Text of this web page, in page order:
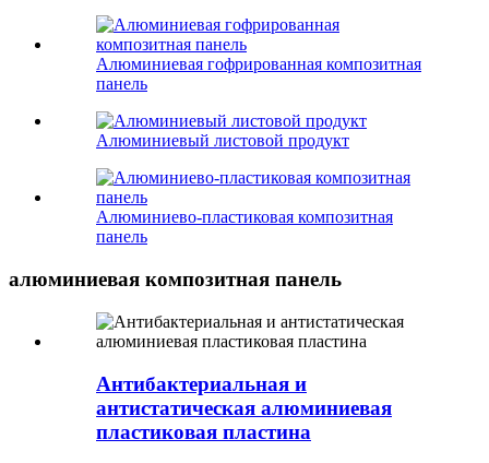
Алюминиевая гофрированная композитная
панель
Алюминиевый листовой продукт
Алюминиево-пластиковая композитная
панель
алюминиевая композитная панель
Антибактериальная и
антистатическая алюминиевая
пластиковая пластина